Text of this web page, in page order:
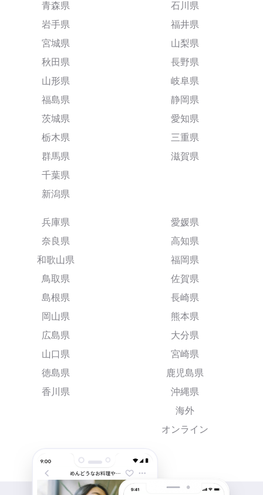
青森県
岩手県
宮城県
秋田県
山形県
福島県
茨城県
栃木県
群馬県
千葉県
新潟県
石川県
福井県
山梨県
長野県
岐阜県
静岡県
愛知県
三重県
滋賀県
兵庫県
奈良県
和歌山県
鳥取県
島根県
岡山県
広島県
山口県
徳島県
香川県
愛媛県
高知県
福岡県
佐賀県
長崎県
熊本県
大分県
宮崎県
鹿児島県
沖縄県
海外
オンライン